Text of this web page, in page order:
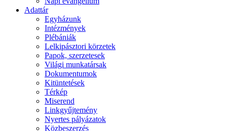
Adattár
Egyházunk
Intézmények
Plébániák
Lelkipásztori körzetek
Papok, szerzetesek
Világi munkatársak
Dokumentumok
Kitüntetések
Térkép
Miserend
Linkgyűjtemény
Nyertes pályázatok
Közbeszerzés